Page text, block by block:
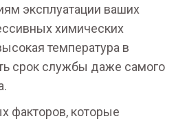
эксплуатации ваших
химических
температура в
срок службы даже самого
факторов, которые